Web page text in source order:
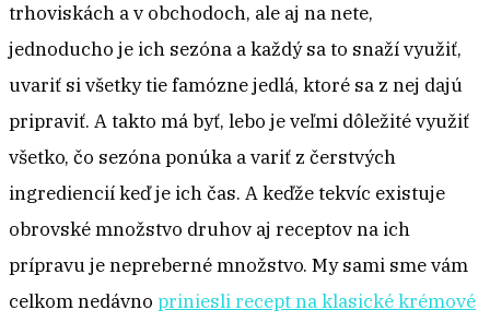
trhoviskách a v obchodoch, ale aj na nete,
jednoducho je ich sezóna a každý sa to snaží využiť,
uvariť si všetky tie famózne jedlá, ktoré sa z nej dajú
pripraviť. A takto má byť, lebo je veľmi dôležité využiť
všetko, čo sezóna ponúka a variť z čerstvých
ingrediencií keď je ich čas. A keďže tekvíc existuje
obrovské množstvo druhov aj receptov na ich
prípravu je nepreberné množstvo. My sami sme vám
celkom nedávno priniesli recept na klasické krémové